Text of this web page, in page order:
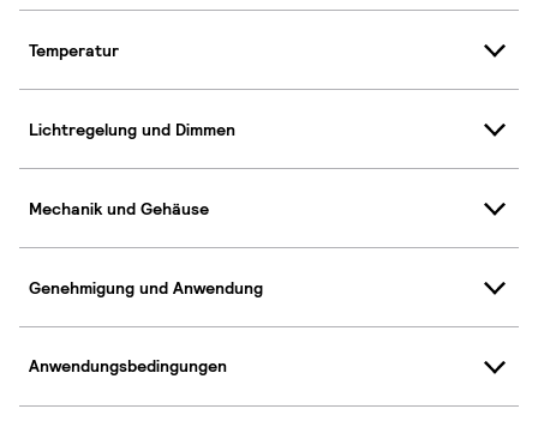
Temperatur
Lichtregelung und Dimmen
Mechanik und Gehäuse
Genehmigung und Anwendung
Anwendungsbedingungen